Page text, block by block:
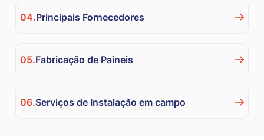
04.Principais Fornecedores
05.Fabricação de Paineis
06.Serviços de Instalação em campo